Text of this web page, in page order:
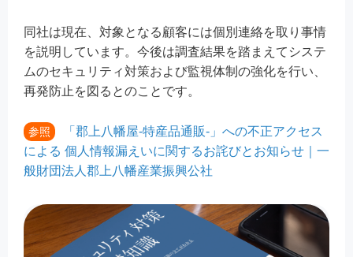
同社は現在、対象となる顧客には個別連絡を取り事情
を説明しています。今後は調査結果を踏まえてシステ
ムのセキュリティ対策および監視体制の強化を行い、
再発防止を図るとのことです。
参照
「郡上八幡屋-特産品通販-」への不正アクセス
による 個人情報漏えいに関するお詫びとお知らせ｜一
般財団法人郡上八幡産業振興公社